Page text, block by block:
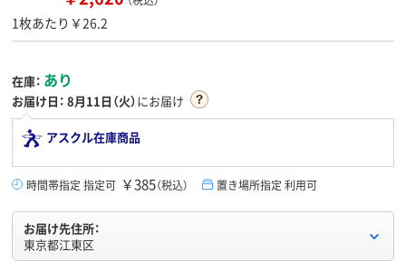
1枚あたり￥26.2
在庫： あり
お届け日： 8月11日（火）にお届け
アスクル在庫商品
時間帯指定 指定可 ￥385（税込） 置き場所指定 利用可
お届け先住所：
東京都江東区